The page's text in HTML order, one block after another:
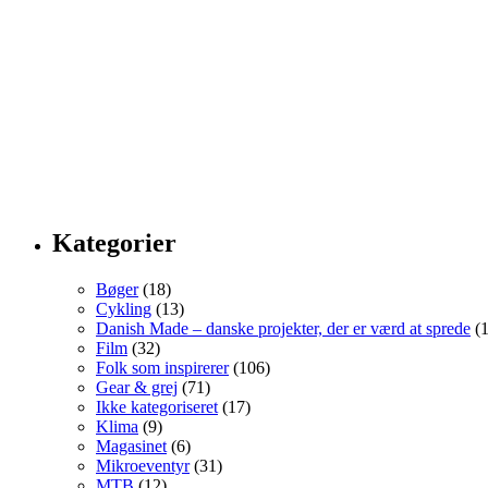
Kategorier
Bøger(18)
Cykling (13)
Danish Made – danske projekter, der er værd at sprede
Film (32)
Folk som inspirerer(106)
Gear & grej (71)
Ikke kategoriseret (17)
Klima (9)
Magasinet (6)
Mikroeventyr(31)